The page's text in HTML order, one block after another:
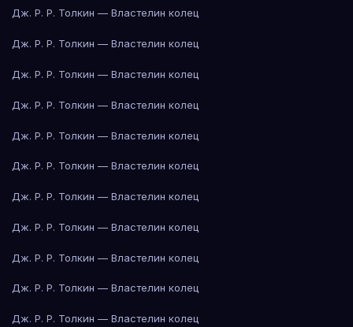
Дж. Р. Р. Толкин — Властелин колец
Дж. Р. Р. Толкин — Властелин колец
Дж. Р. Р. Толкин — Властелин колец
Дж. Р. Р. Толкин — Властелин колец
Дж. Р. Р. Толкин — Властелин колец
Дж. Р. Р. Толкин — Властелин колец
Дж. Р. Р. Толкин — Властелин колец
Дж. Р. Р. Толкин — Властелин колец
Дж. Р. Р. Толкин — Властелин колец
Дж. Р. Р. Толкин — Властелин колец
Дж. Р. Р. Толкин — Властелин колец